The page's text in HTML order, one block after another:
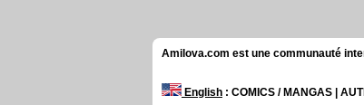
Amilova.com est une communauté
English : COMICS / MANGAS |